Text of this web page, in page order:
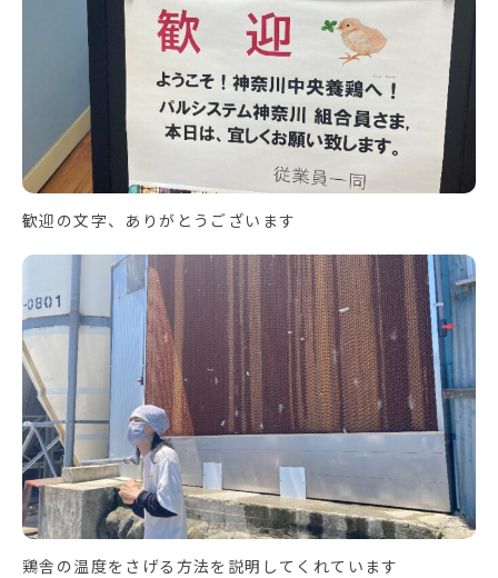
歓迎の文字、ありがとうございます
鶏舎の温度をさげる方法を説明してくれています